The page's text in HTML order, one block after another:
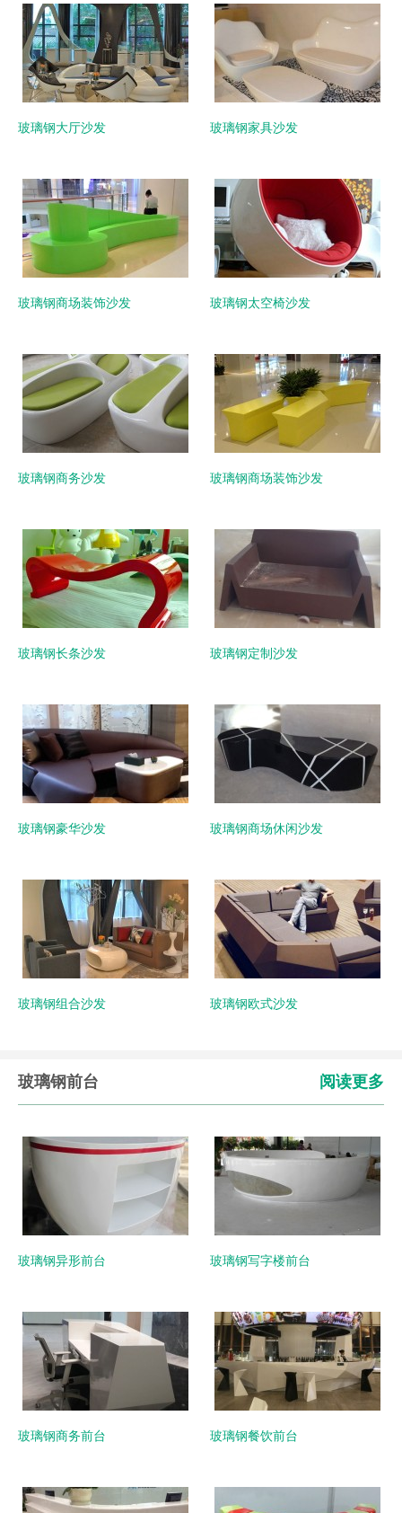
玻璃钢大厅沙发 玻璃钢家具沙发
玻璃钢商场装饰沙发 玻璃钢太空椅沙发
玻璃钢商务沙发 玻璃钢商场装饰沙发
玻璃钢长条沙发 玻璃钢定制沙发
玻璃钢豪华沙发 玻璃钢商场休闲沙发
玻璃钢组合沙发 玻璃钢欧式沙发
玻璃钢前台 阅读更多
玻璃钢异形前台 玻璃钢写字楼前台
玻璃钢商务前台 玻璃钢餐饮前台